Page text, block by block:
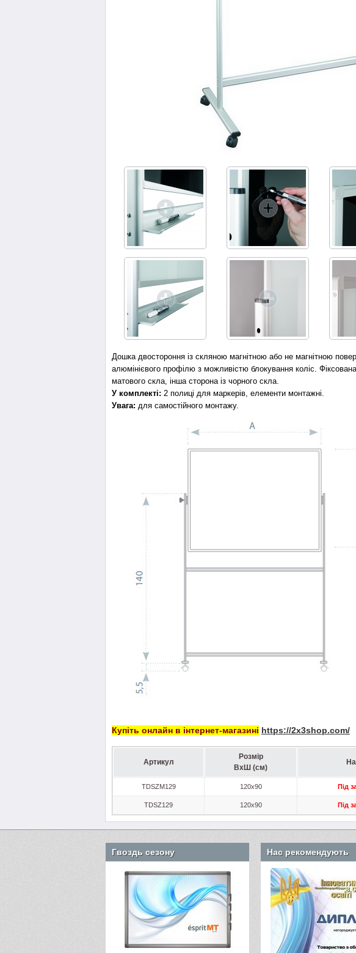
Дошка двостороння із скляною магнітною або не магнітною
алюмінієвого профілю з можливістю блокування коліс.
матового скла, інша сторона із чорного скла.
У комплекті: 2 полиці для маркерів, елементи монтажні.
Увага: для самостійного монтажу.
Купіть онлайн в інтернет-магазині https://2x3shop.com/
Артикул
Розмір
ВхШ (см)
TDSZM129 120x90 Під
TDSZ129 120x90 Під
Гвоздь сезону Нас рекомендують